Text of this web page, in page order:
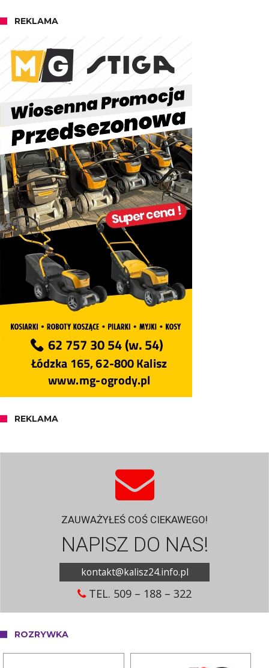
REKLAMA
REKLAMA
ZAUWAŻYŁEŚ COŚ CIEKAWEGO!
NAPISZ DO NAS!
kontakt@kalisz24.info.pl
TEL. 509 – 188 – 322
ROZRYWKA